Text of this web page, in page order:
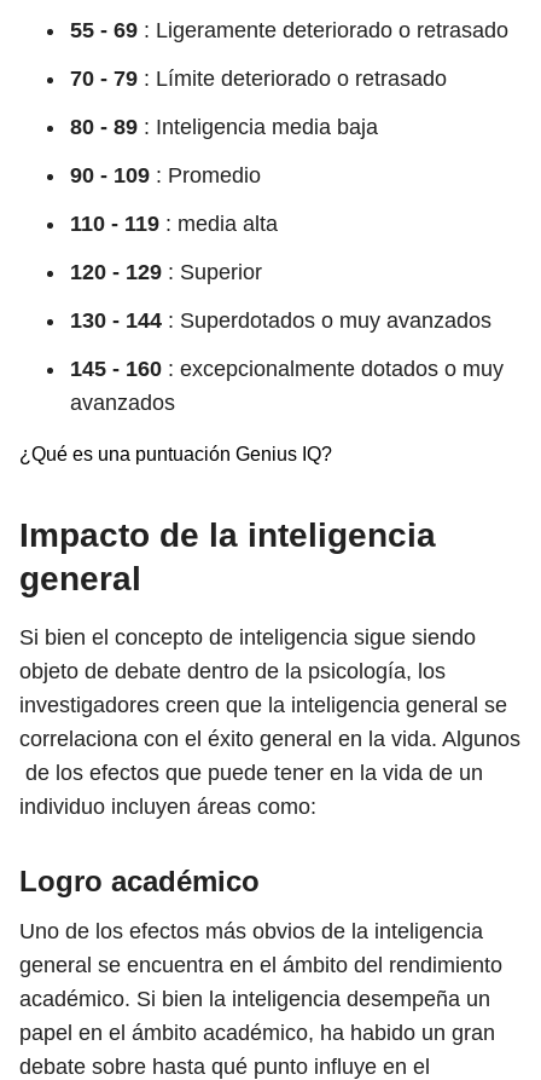
55 - 69 : Ligeramente deteriorado o retrasado
70 - 79 : Límite deteriorado o retrasado
80 - 89 : Inteligencia media baja
90 - 109 : Promedio
110 - 119 : media alta
120 - 129 : Superior
130 - 144 : Superdotados o muy avanzados
145 - 160 : excepcionalmente dotados o muy
avanzados
¿Qué es una puntuación Genius IQ?
Impacto de la inteligencia
general
Si bien el concepto de inteligencia sigue siendo
objeto de debate dentro de la psicología, los
investigadores creen que la inteligencia general se
correlaciona con el éxito general en la vida. Algunos
de los efectos que puede tener en la vida de un
individuo incluyen áreas como:
Logro académico
Uno de los efectos más obvios de la inteligencia
general se encuentra en el ámbito del rendimiento
académico. Si bien la inteligencia desempeña un
papel en el ámbito académico, ha habido un gran
debate sobre hasta qué punto influye en el